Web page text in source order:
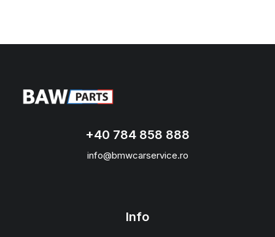
+40 784 858 888
info@bmwcarservice.ro
Info